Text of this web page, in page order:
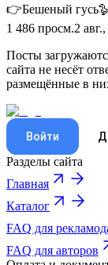
👉Бешеный
1 486 просм.2
Посты
сайта не несёт
размещённые в
Войти
Разделы сайта
Главная
Каталог
FAQ для
FAQ для авторов